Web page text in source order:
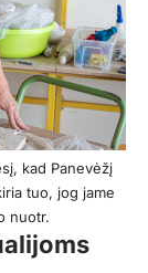
kad Panevėžį
tuo, jog jame
nuotr.